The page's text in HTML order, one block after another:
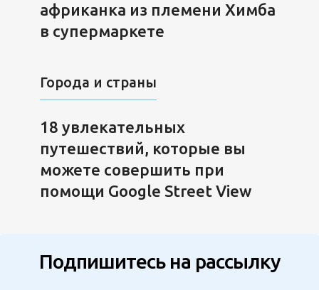
африканка из племени Химба
в супермаркете
Города и страны
18 увлекательных
путешествий, которые вы
можете совершить при
помощи Google Street View
Подпишитесь на рассылку